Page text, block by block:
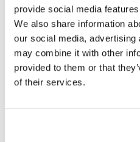
provide social media
We also share information
our social media,
may combine it with other
provided to them or that
of their services.
Wybierz
Wybierz
kredytowej
Odbierz
Złóż